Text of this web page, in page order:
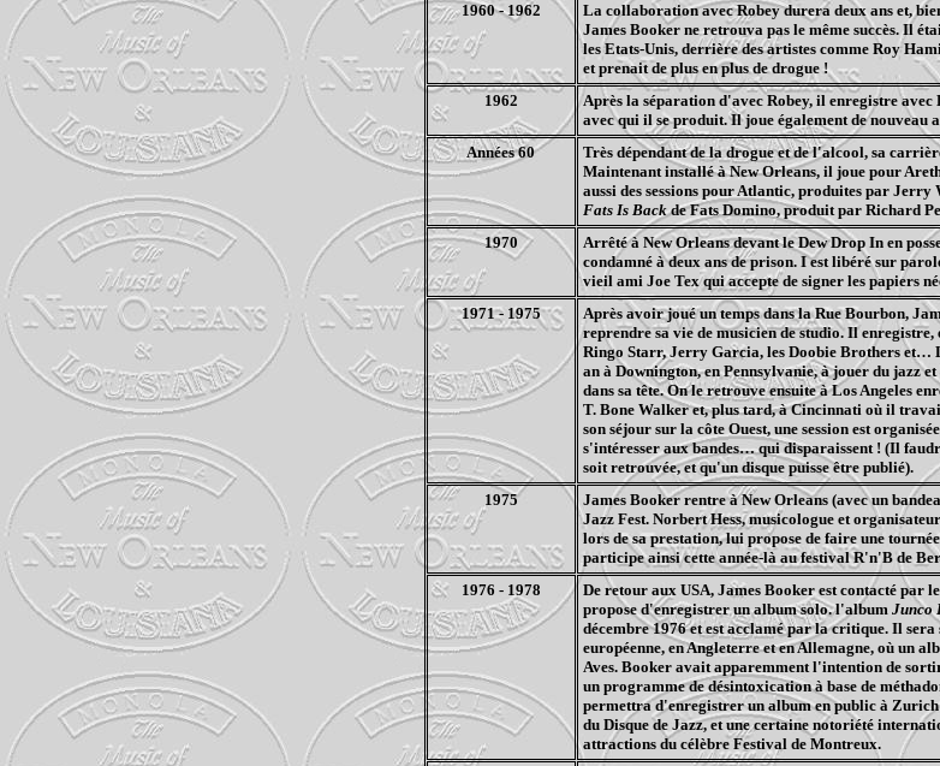
1960 - 1962
La collaboration avec Robey durera deux ans et,
James Booker ne retrouva pas le même succès. Il
les Etats-Unis, derrière des artistes comme Roy
et prenait de plus en plus de drogue !
1962
Après la séparation d'avec Robey, il enregistre
avec qui il se produit. Il joue également de nouveau
Années 60
Très dépendant de la drogue et de l'alcool, sa
Maintenant installé à New Orleans, il joue pour
aussi des sessions pour Atlantic, produites par
Fats Is Backde Fats Domino, produit par Richard
1970
Arrêté à New Orleans devant le Dew Drop In en
condamné à deux ans de prison. I est libéré sur
vieil ami Joe Tex qui accepte de signer les papiers
1971 - 1975
Après avoir joué un temps dans la Rue Bourbon,
reprendre sa vie de musicien de studio. Il
Ringo Starr, Jerry Garcia, les Doobie Brothers et…
an à Downington, en Pennsylvanie, à jouer du jazz
dans sa tête. On le retrouve ensuite à Los Angeles
T. Bone Walker et, plus tard, à Cincinnati où il
son séjour sur la côte Ouest, une session est
s'intéresser aux bandes… qui disparaissent ! (Il
soit retrouvée, et qu'un disque puisse être publié).
1975
James Booker rentre à New Orleans (avec un
Jazz Fest. Norbert Hess, musicologue et
lors de sa prestation, lui propose de faire une
participe ainsi cette année-là au festival R'n'B de
1976 - 1978
De retour aux USA, James Booker est contacté par
propose d'enregistrer un album solo. l'album Junco
décembre 1976 et est acclamé par la critique. Il
européenne, en Angleterre et en Allemagne, où un
Aves. Booker avait apparemment l'intention de
un programme de désintoxication à base de
permettra d'enregistrer un album en public à
du Disque de Jazz, et une certaine notoriété
attractions du célèbre Festival de Montreux.